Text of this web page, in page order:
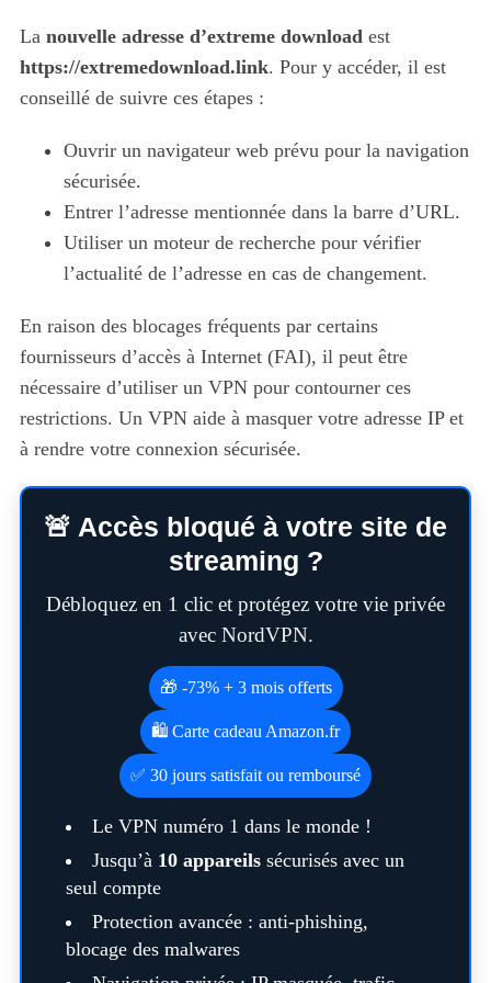
La nouvelle adresse d’extreme downloadest
https://extremedownload.link. Pour y accéder, il est
conseillé de suivre ces étapes :
Ouvrir un navigateur web prévu pour la navigation
sécurisée.
Entrer l’adresse mentionnée dans la barre d’URL.
Utiliser un moteur de recherche pour vérifier
l’actualité de l’adresse en cas de changement.
En raison des blocages fréquents par certains
fournisseurs d’accès à Internet (FAI), il peut être
nécessaire d’utiliser un VPN pour contourner ces
restrictions. Un VPN aide à masquer votre adresse IP et
à rendre votre connexion sécurisée.
🚨 Accès bloqué à votre site de
streaming ?
Débloquez en 1 clic et protégez votre vie privée
avec NordVPN.
🎁 -73% + 3 mois offerts
🛍️ Carte cadeau Amazon.fr
✅ 30 jours satisfait ou remboursé
Le VPN numéro 1 dans le monde !
Jusqu’à 10 appareilssécurisés avec un
seul compte
Protection avancée : anti-phishing,
blocage des malwares